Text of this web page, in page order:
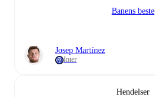
Banens beste
Josep Martínez
Inter
Hendelser